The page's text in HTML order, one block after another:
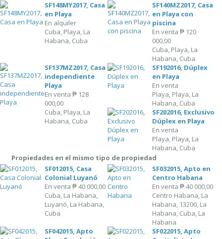
SF148MY2017, Casa
en Playa
En alquiler
Cuba, Playa, La
Habana, Cuba
SF140MZ2017, Casa
en Playa con
piscina
En venta ₱ 120
000,00
Cuba, Playa, La
Habana, Cuba
SF137MZ2017, Casa
independiente
Playa
En venta₱ 128
000,00
Cuba, Playa, La
Habana, Cuba
SF192016, Dúplex
en Playa
En venta
Playa, Playa, La
Habana, Cuba
SF202016, Exclusivo
Dúplex en Playa
En venta
Playa, Playa, La
Habana, Cuba
Propiedades en el mismo tipo de propiedad
SF012015, Casa
Colonial Luyanó
En venta₱ 40 000,00
Cuba, La Habana,
Luyanó, La Habana,
Cuba
SF032015, Apto en
Centro Habana
En venta ₱ 40 000,00
Centro Habana, La
Habana, 13200, La
Habana, Cuba, La
Habana
SF042015, Apto
SF022015, Apto